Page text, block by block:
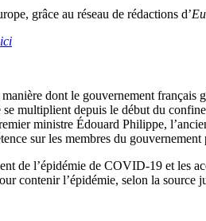
grâce au réseau de rédactions d’
ici
dont le gouvernement français
multiplient depuis le début du
ministre Édouard Philippe,
sur les membres du gouvernement
de l’épidémie de COVID-19 et les
contenir l’épidémie, selon la source